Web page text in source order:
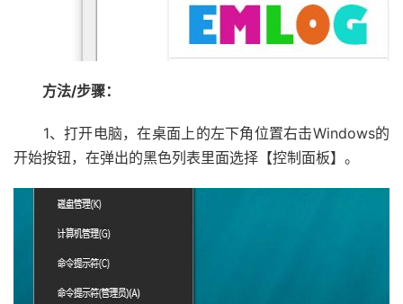
方法/步骤：
1、打开电脑，在桌面上的左下角位置右击Windows的
开始按钮，在弹出的黑色列表里面选择【控制面板】。